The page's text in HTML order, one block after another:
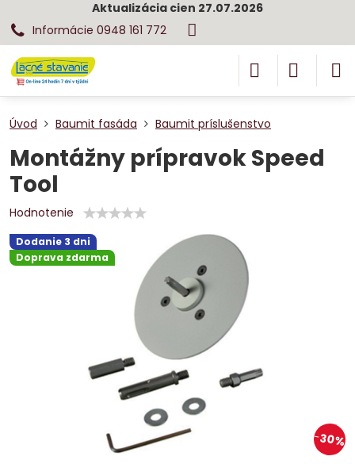
Aktualizácia cien 27.07.2026
Informácie 0948 161 772
Dodanie 3 dni
Doprava zdarma
30%
Úvod Baumit fasáda Baumit príslušenstvo
Montážny prípravok Speed
Tool
Hodnotenie